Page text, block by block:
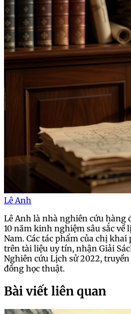
Lê Anh
Lê Anh là nhà nghiên cứu hàng
10 năm kinh nghiệm sâu sắc về
Nam. Các tác phẩm của chị khai
trên tài liệu uy tín, nhận Giải
Nghiên cứu Lịch sử 2022,
đồng học thuật.
Bài viết liên quan